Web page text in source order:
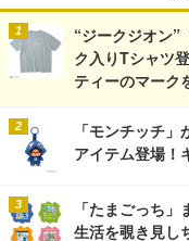
“ジークジオン”
ク入りTシャツ
ティーのマーク
「モンチッチ
アイテム登場！
「たまごっち
生活を覗き見し